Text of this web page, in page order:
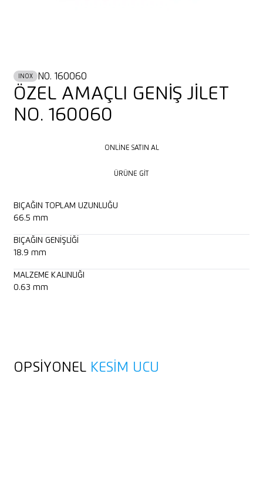
INOX NO. 160060
ÖZEL AMAÇLI GENİŞ JİLET
NO. 160060
ONLINE SATIN AL
ÜRÜNE GIT
BIÇAĞIN TOPLAM UZUNLUĞU
66.5 mm
BIÇAĞIN GENIŞLIĞI
18.9 mm
MALZEME KALINLIĞI
0.63 mm
OPSIYONEL KESIM UCU